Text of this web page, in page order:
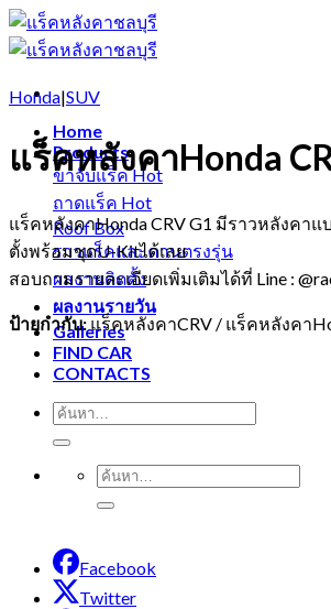
Skip
to
content
Home
Products
ขาจับแร็ค
ถาดแร็ค
Roof Box
ราวแร็คและคานตรงรุ่น
ผลงานติดตั้ง
ผลงานรายวัน
Galleries
FIND CAR
CONTACTS
Honda|SUV
แร็คหลังคาHonda
แร็คหลังคาHonda CRV G1 มีราวหลังคา
ตั้งพร้อมชุดU-Kitได้เลย
สอบถามรายละเอียดเพิ่มเติมได้ที่ Line :
ป้ายกำกับ: แร็คหลังคาCRV / แร็คหลังคา
Facebook
Twitter